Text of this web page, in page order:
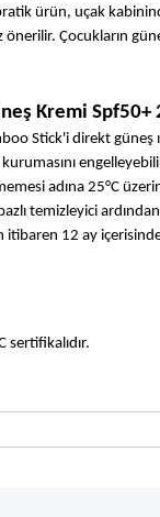
ürün, uçak
önerilir. Çocukların
Kremi Spf50+
Stick'i direkt güneş
kurumasını
adına 25°C
temizleyici
12 ay içerisinde
sertifikalıdır.